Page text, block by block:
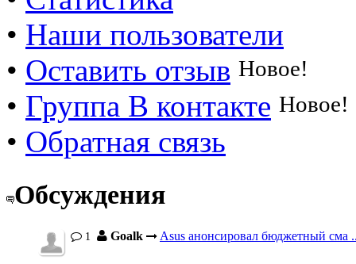
• Наши пользователи
• Оставить отзыв Новое!
• Группа В контакте Новое!
• Обратная связь
Обсуждения
1 Goalk Asus анонсировал бюджетный сма